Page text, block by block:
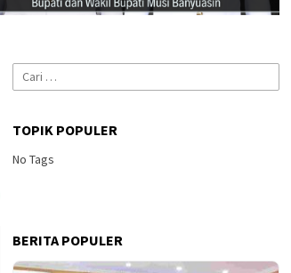
Cari
untuk:
TOPIK POPULER
No Tags
BERITA POPULER